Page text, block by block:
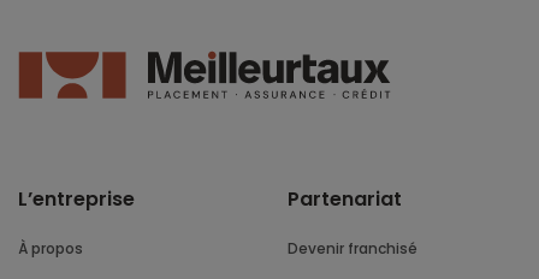
L’entreprise
À propos
Partenariat
Devenir franchisé